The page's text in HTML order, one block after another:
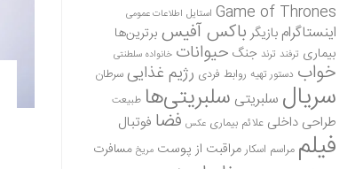
Game of Thrones استایل اطلاعات عمومی
اینستاگرام بازیگر باکس آفیس برترین‌ها
بیماری ترفند ترند جنگ حیوانات خانواده سلطنتی
خواب دستور تهیه روابط فردی رژیم غذاییسرطان
سریال سلبریتی سلبریتی‌ها طبیعت
طراحی داخلی علائم بیماری عکس فضا فوتبال
فیلم مراسم اسکارمراقبت از پوست مریخ مسافرت